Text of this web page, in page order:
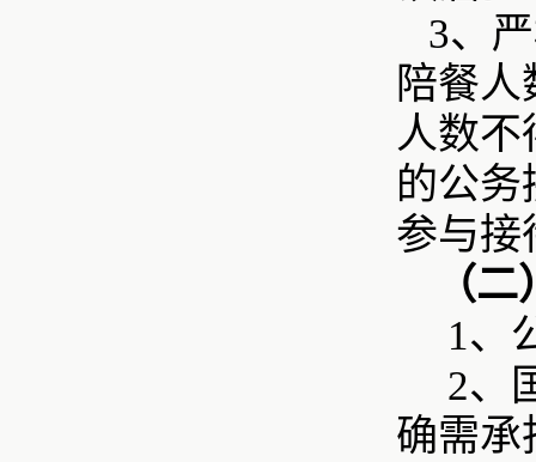
3、
陪餐
人数不
的公
参与接
（
1、
2、
确需承